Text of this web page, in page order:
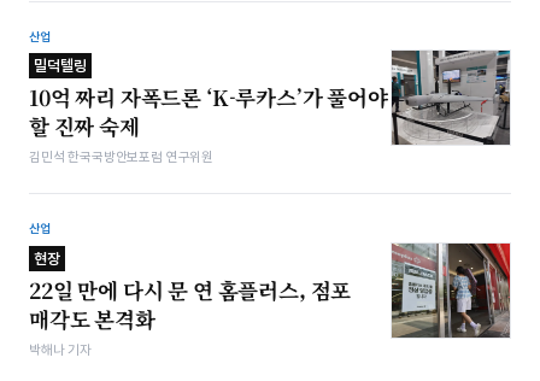
산업
밀덕텔링
10억 짜리 자폭드론 ‘K-루카스’가 풀어야
할 진짜 숙제
김민석 한국국방안보포럼 연구위원
산업
현장
22일 만에 다시 문 연 홈플러스, 점포
매각도 본격화
박해나 기자